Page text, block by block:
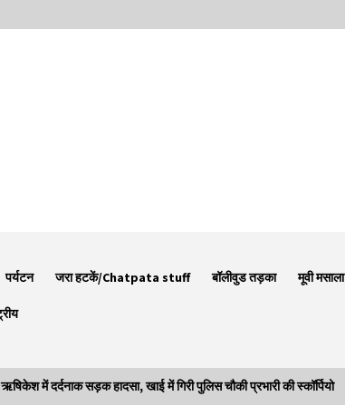
पर्यटन जरा हटकें/Chatpata stuff बॉलीवुड तड़का मूवी मसाला
में दर्दनाक सड़क हादसा, खाई में गिरी पुलिस चौकी प्रभारी की स्कॉर्पियो